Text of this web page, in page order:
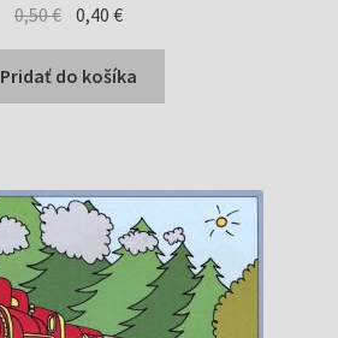
0,50€ Pôvodná
cena
bola:
0,50 €.
0,40€Aktuálna
cena
je:
0,40 €.
Pridať do košíka